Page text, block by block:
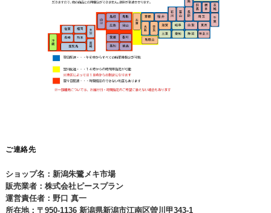
ご連絡先
ショップ名：新潟朱鷺メキ市場
販売業者：株式会社ピースプラン
運営責任者：野口 真一
所在地：〒950-1136 新潟県新潟市江南区曽川甲343-1